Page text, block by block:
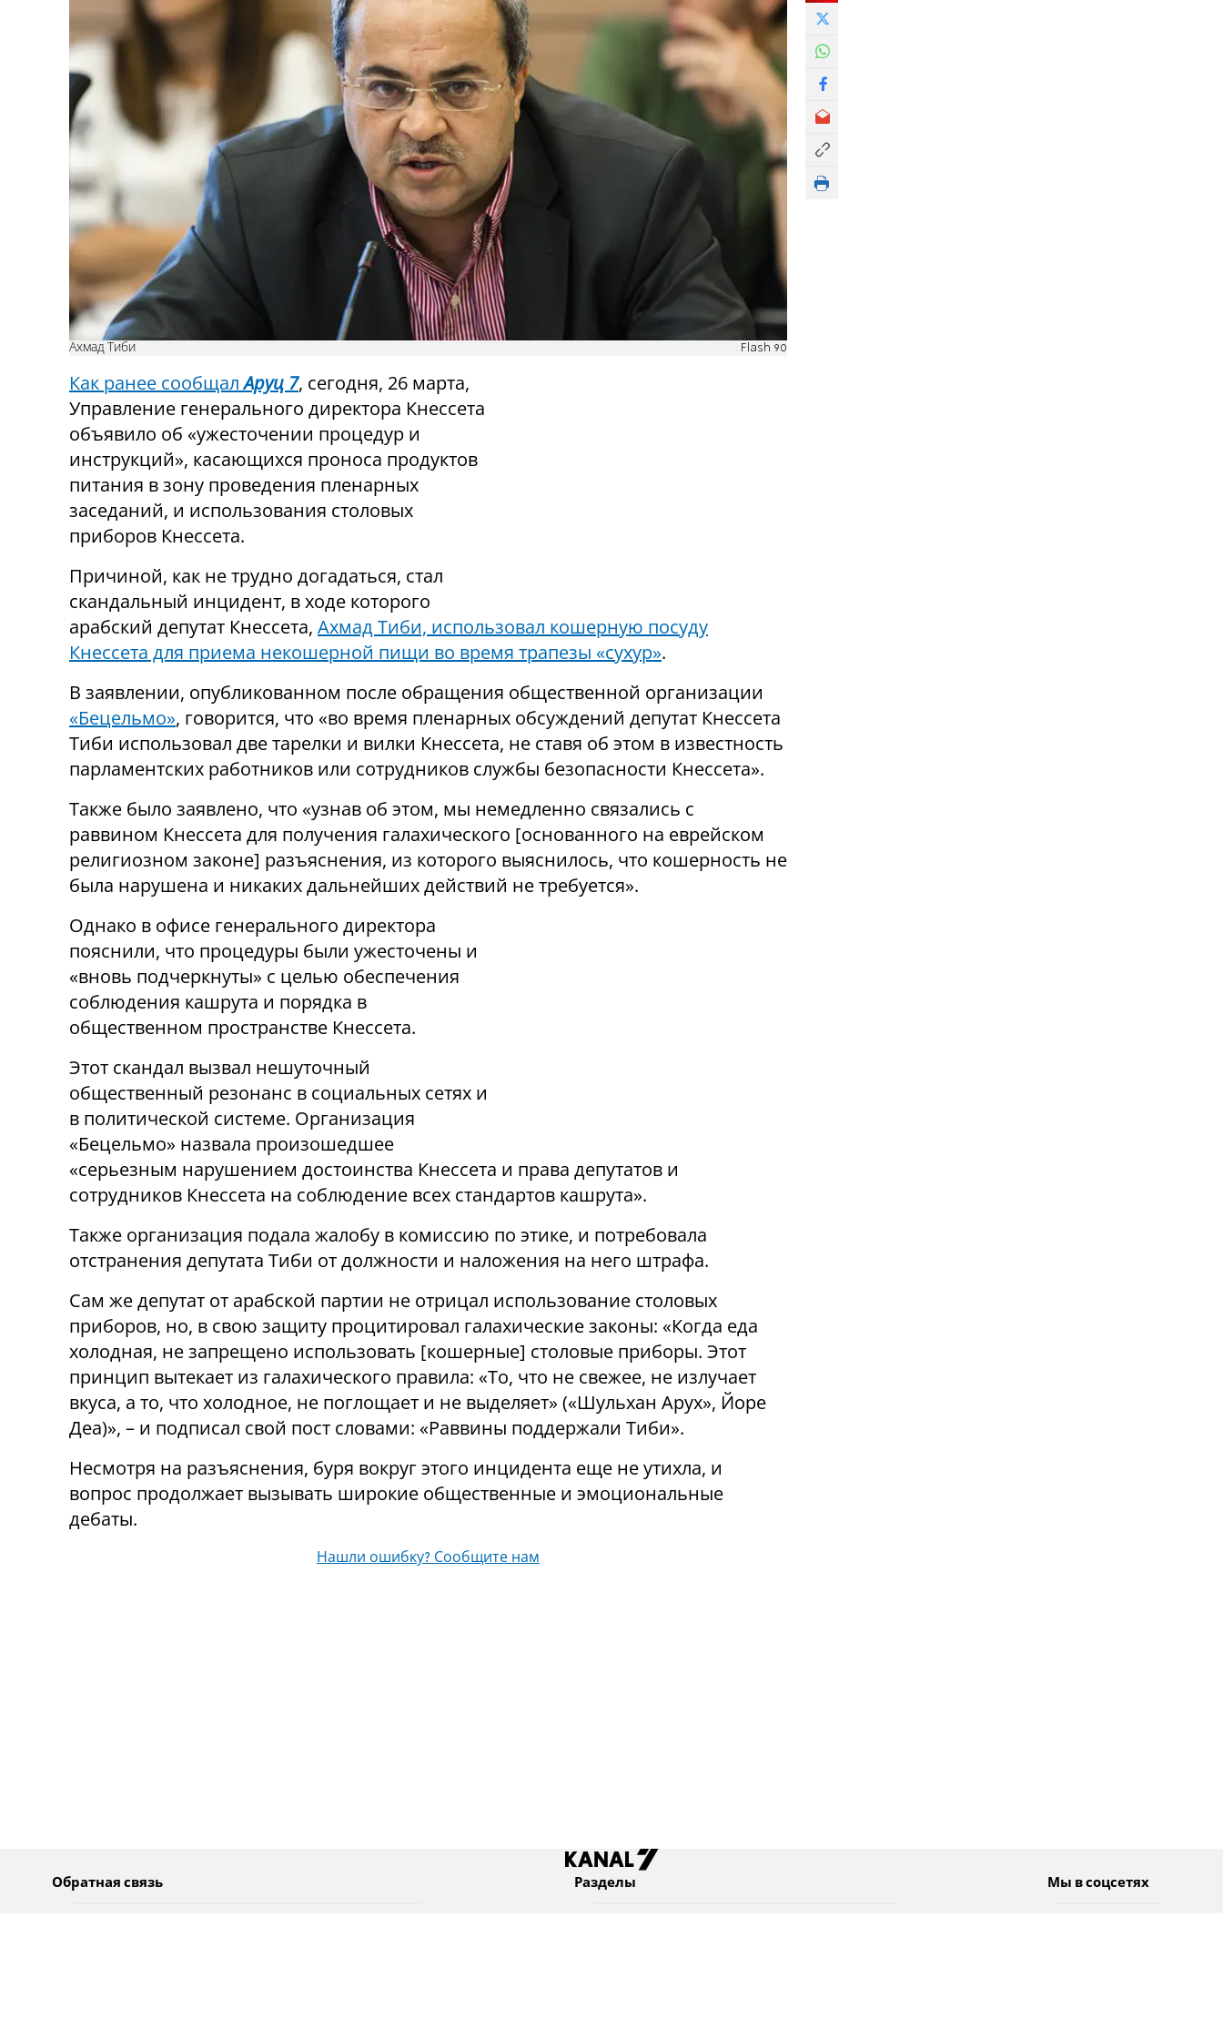
Ахмад Тиби Flash 90
Как ранее сообщалАруц 7, сегодня, 26 марта,
Управление генерального директора Кнессета
объявило об «ужесточении процедур и
инструкций», касающихся проноса продуктов
питания в зону проведения пленарных
заседаний, и использования столовых
приборов Кнессета.
Причиной, как не трудно догадаться, стал
скандальный инцидент, в ходе которого
арабский депутат Кнессета, Ахмад Тиби, использовал кошерную посуду
Кнессета для приема некошерной пищи во время трапезы «сухур».
В заявлении, опубликованном после обращения общественной организации
«Бецельмо», говорится, что «во время пленарных обсуждений депутат Кнессета
Тиби использовал две тарелки и вилки Кнессета, не ставя об этом в известность
парламентских работников или сотрудников службы безопасности Кнессета».
Также было заявлено, что «узнав об этом, мы немедленно связались с
раввином Кнессета для получения галахического [основанного на еврейском
религиозном законе] разъяснения, из которого выяснилось, что кошерность не
была нарушена и никаких дальнейших действий не требуется».
Однако в офисе генерального директора
пояснили, что процедуры были ужесточены и
«вновь подчеркнуты» с целью обеспечения
соблюдения кашрута и порядка в
общественном пространстве Кнессета.
Этот скандал вызвал нешуточный
общественный резонанс в социальных сетях и
в политической системе. Организация
«Бецельмо» назвала произошедшее
«серьезным нарушением достоинства Кнессета и права депутатов и
сотрудников Кнессета на соблюдение всех стандартов кашрута».
Также организация подала жалобу в комиссию по этике, и потребовала
отстранения депутата Тиби от должности и наложения на него штрафа.
Сам же депутат от арабской партии не отрицал использование столовых
приборов, но, в свою защиту процитировал галахические законы: «Когда еда
холодная, не запрещено использовать [кошерные] столовые приборы. Этот
принцип вытекает из галахического правила: «То, что не свежее, не излучает
вкуса, а то, что холодное, не поглощает и не выделяет» («Шульхан Арух», Йоре
Деа)», – и подписал свой пост словами: «Раввины поддержали Тиби».
Несмотря на разъяснения, буря вокруг этого инцидента еще не утихла, и
вопрос продолжает вызывать широкие общественные и эмоциональные
дебаты.
Нашли ошибку? Сообщите нам
Обратная связь Разделы Мы в соцсетях